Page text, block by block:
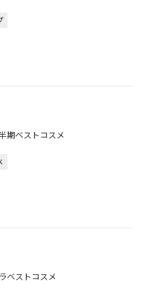
期ベストコスメ
ベストコスメ